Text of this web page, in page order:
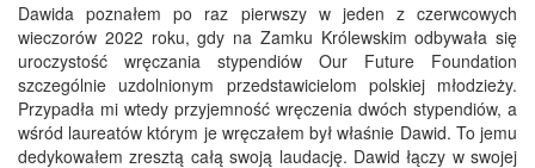
Dawida poznałem po raz pierwszy w jeden z czerwcowych
wieczorów 2022 roku, gdy na Zamku Królewskim odbywała się
uroczystość wręczania stypendiów Our Future Foundation
szczególnie uzdolnionym przedstawicielom polskiej młodzieży.
Przypadła mi wtedy przyjemność wręczenia dwóch stypendiów, a
wśród laureatów którym je wręczałem był właśnie Dawid. To jemu
dedykowałem zresztą całą swoją laudację. Dawid łączy w swojej